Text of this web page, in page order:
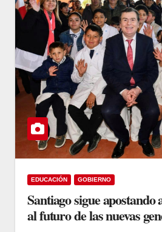
EDUCACIÓN GOBIERNO
Santiago sigue apostando
al futuro de las nuevas